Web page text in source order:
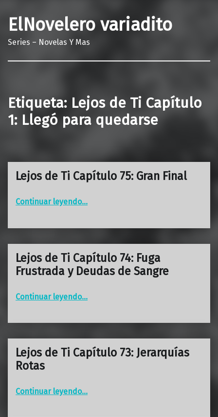
ElNovelero variadito
Series – Novelas Y Mas
Etiqueta: Lejos de Ti Capítulo
1: Llegó para quedarse
Lejos de Ti Capítulo 75: Gran Final
Continuar leyendo…
Lejos de Ti Capítulo 74: Fuga
Frustrada y Deudas de Sangre
Continuar leyendo“Lejos de Ti Capítulo 74: Fuga Frustrada y Deudas de Sangre”
…
Lejos de Ti Capítulo 73: Jerarquías
Rotas
Continuar leyendo“Lejos de Ti Capítulo 73: Jerarquías Rotas”
…